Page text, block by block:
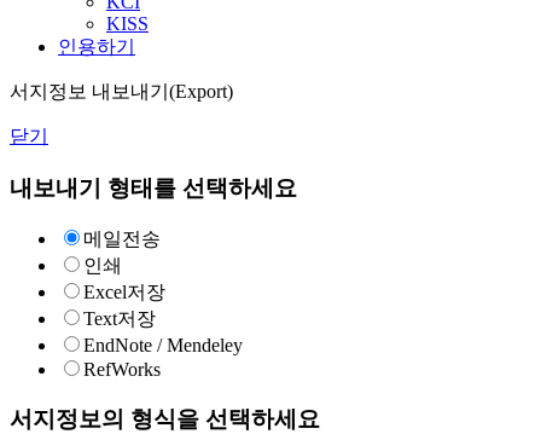
KISS
인용하기
서지정보 내보내기(Export)
닫기
내보내기 형태를 선택하세요
메일전송
인쇄
Excel저장
Text저장
EndNote / Mendeley
RefWorks
서지정보의 형식을 선택하세요